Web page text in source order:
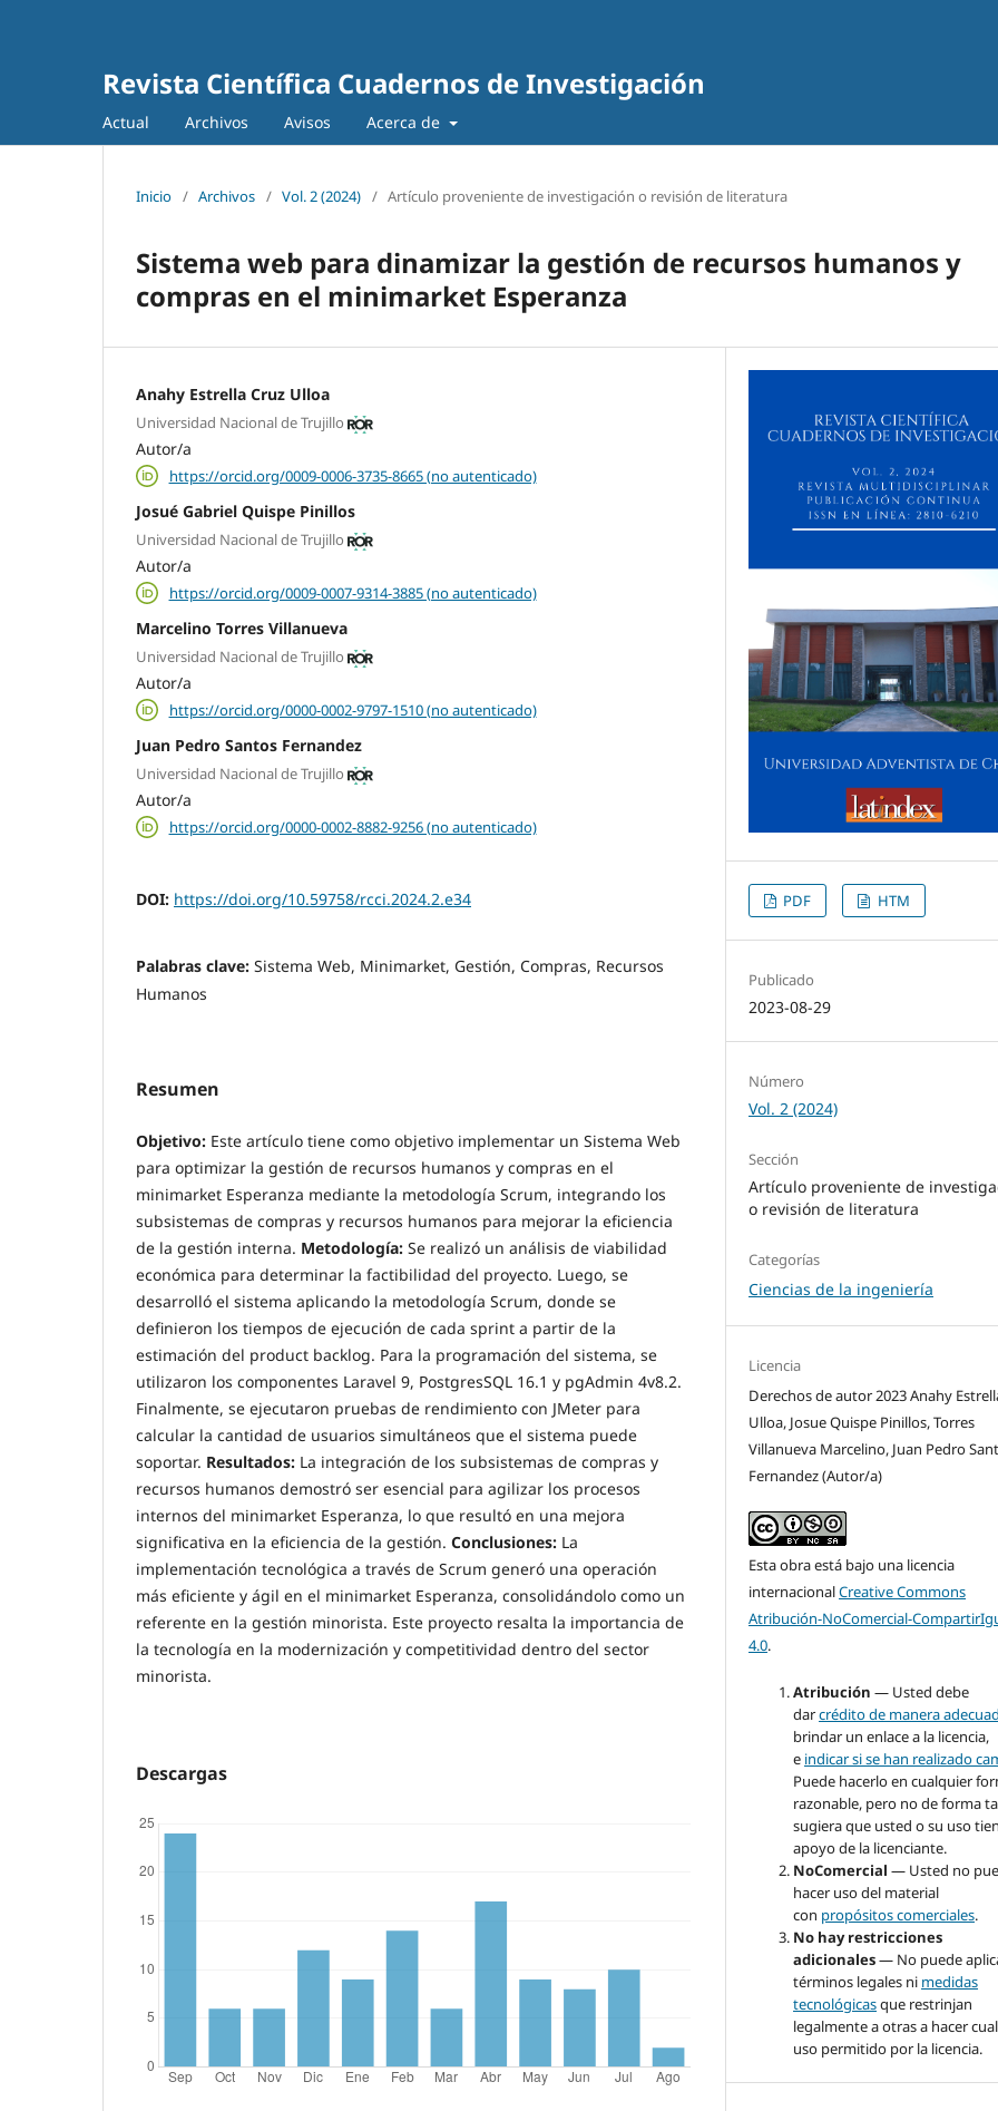
Revista Científica Cuadernos de Investigación
Actual Archivos Avisos Acerca de
Inicio / Archivos / Vol. 2 (2024) / Artículo proveniente de investigación o revisión de literatura
Sistema web para dinamizar la gestión de recursos humanos y
compras en el minimarket Esperanza
Anahy Estrella Cruz Ulloa
Universidad Nacional de Trujillo
Autor/a
https://orcid.org/0009-0006-3735-8665 (no autenticado)
Josué Gabriel Quispe Pinillos
Universidad Nacional de Trujillo
Autor/a
https://orcid.org/0009-0007-9314-3885 (no autenticado)
Marcelino Torres Villanueva
Universidad Nacional de Trujillo
Autor/a
https://orcid.org/0000-0002-9797-1510 (no autenticado)
Juan Pedro Santos Fernandez
Universidad Nacional de Trujillo
Autor/a
https://orcid.org/0000-0002-8882-9256 (no autenticado)
DOI: https://doi.org/10.59758/rcci.2024.2.e34
Palabras clave: Sistema Web, Minimarket, Gestión, Compras, Recursos
Humanos
Resumen
Objetivo: Este artículo tiene como objetivo implementar un Sistema Web
para optimizar la gestión de recursos humanos y compras en el
minimarket Esperanza mediante la metodología Scrum, integrando los
subsistemas de compras y recursos humanos para mejorar la eficiencia
de la gestión interna. Metodología: Se realizó un análisis de viabilidad
económica para determinar la factibilidad del proyecto. Luego, se
desarrolló el sistema aplicando la metodología Scrum, donde se
definieron los tiempos de ejecución de cada sprint a partir de la
estimación del product backlog. Para la programación del sistema, se
utilizaron los componentes Laravel 9, PostgresSQL 16.1 y pgAdmin 4v8.2.
Finalmente, se ejecutaron pruebas de rendimiento con JMeter para
calcular la cantidad de usuarios simultáneos que el sistema puede
soportar. Resultados: La integración de los subsistemas de compras y
recursos humanos demostró ser esencial para agilizar los procesos
internos del minimarket Esperanza, lo que resultó en una mejora
significativa en la eficiencia de la gestión. Conclusiones: La
implementación tecnológica a través de Scrum generó una operación
más eficiente y ágil en el minimarket Esperanza, consolidándolo como un
referente en la gestión minorista. Este proyecto resalta la importancia de
la tecnología en la modernización y competitividad dentro del sector
minorista.
Descargas
PDF HTM
Publicado
2023-08-29
Número
Vol. 2 (2024)
Sección
Artículo proveniente de
o revisión de literatura
Categorías
Ciencias de la ingeniería
Licencia
Derechos de autor 2023 Anahy
Ulloa, Josue Quispe Pinillos, Torres
Villanueva Marcelino, Juan Pedro
Fernandez (Autor/a)
Esta obra está bajo una licencia
internacionalCreative Commons
Atribución-NoComercial-
4.0.
Atribución — Usted debe
darcrédito de manera
brindar un enlace a la licencia,
e indicar si se han realizado
Puede hacerlo en cualquier
razonable, pero no de forma
sugiera que usted o su uso
apoyo de la licenciante.
NoComercial — Usted no
hacer uso del material
con propósitos comerciales.
No hay restricciones
adicionales— No puede
términos legales ni medidas
tecnológicasque restrinjan
legalmente a otras a hacer
uso permitido por la licencia.